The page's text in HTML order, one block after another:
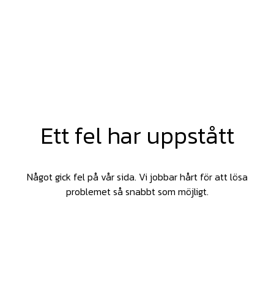
Ett fel har uppstått
Något gick fel på vår sida. Vi jobbar hårt för att lösa
problemet så snabbt som möjligt.